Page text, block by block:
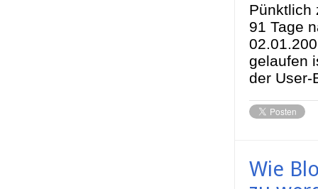
Pünktlich
91 Tage
gelaufen
der User-
Wie